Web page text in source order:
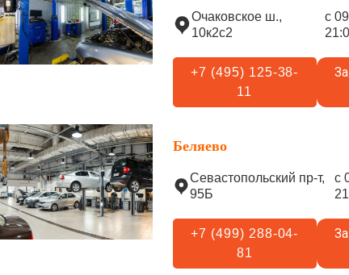
Очаковское ш.,
10к2с2
с
+7 (495) 125-38-
11
Беляево
Севастопольский пр-т,
95Б
с
+7 (499) 288-04-
81